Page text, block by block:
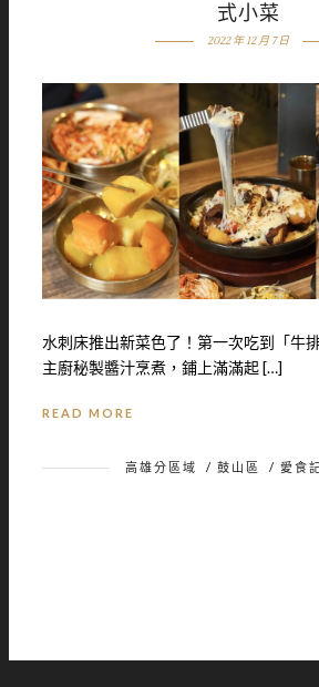
式小菜
2022 年 12 月 7 日
水刺床推出新菜色了！第一次吃到「牛
主廚秘製醬汁烹煮，鋪上滿滿起 […]
READ MORE
高雄分區域 / 鼓山區 / 愛食記